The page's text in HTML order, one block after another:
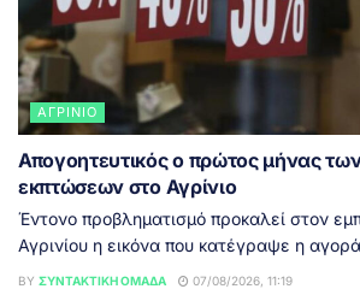
ΑΓΡΊΝΙΟ
Απογοητευτικός ο πρώτος μήνας
εκπτώσεων στο Αγρίνιο
Έντονο προβληματισμό προκαλεί στον
Αγρινίου η εικόνα που κατέγραψε η
BY ΣΥΝΤΑΚΤΙΚΉ ΟΜΆΔΑ 07/08/2026, 11:19